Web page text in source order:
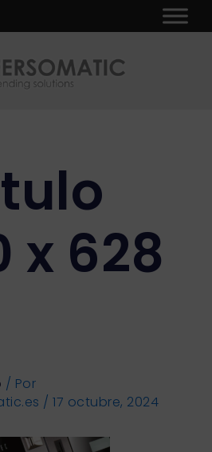
x 628
/ Por
/ 17 octubre, 2024